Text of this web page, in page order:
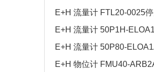
E+H 流量计 FTL20-0025
E+H 流量计 50P1H-
E+H 流量计 50P80-
E+H 物位计 FMU40-